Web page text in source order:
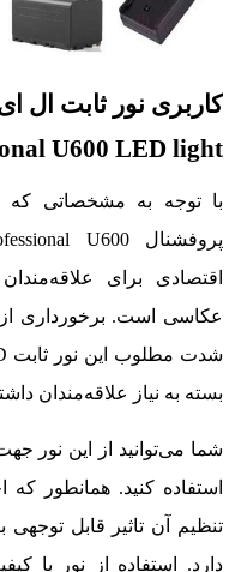
کاربری نور ثابت ال
U600 LED light
با توجه به مشخصاتی که
اقتصادی برای
عکاسی است. برخورداری
بسته به نیاز علاقه‌مندان
شما می‌توانید از این نور
استفاده کنید. همانطور که
تنظیم آن تاثیر قابل
دارد. استفاده از نور با